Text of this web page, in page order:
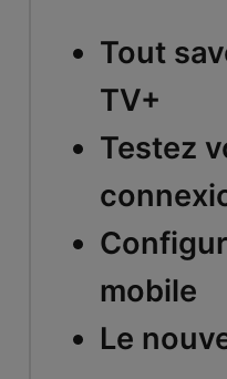
Tout
TV+
Testez
mobile
Le